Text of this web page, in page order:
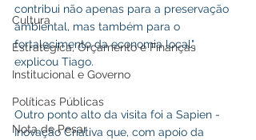
Cultura
Estratégica, Orçamento e Finanças
Institucional e Governo
Políticas Públicas
Nota de Pesar
contribui não apenas para a preservação
ambiental, mas também para o
fortalecimento da economia local",
explicou Tiago.
Outro ponto alto da visita foi a Sapien -
Inovação Criativa que, com apoio da